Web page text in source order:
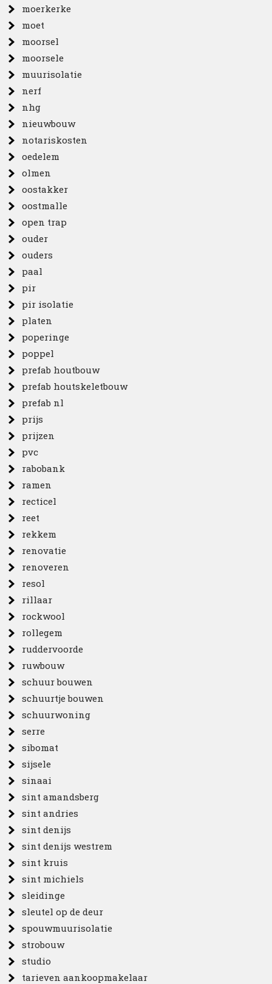
moerkerke
moet
moorsel
moorsele
muurisolatie
nerf
nhg
nieuwbouw
notariskosten
oedelem
olmen
oostakker
oostmalle
open trap
ouder
ouders
paal
pir
pir isolatie
platen
poperinge
poppel
prefab houtbouw
prefab houtskeletbouw
prefab nl
prijs
prijzen
pvc
rabobank
ramen
recticel
reet
rekkem
renovatie
renoveren
resol
rillaar
rockwool
rollegem
ruddervoorde
ruwbouw
schuur bouwen
schuurtje bouwen
schuurwoning
serre
sibomat
sijsele
sinaai
sint amandsberg
sint andries
sint denijs
sint denijs westrem
sint kruis
sint michiels
sleidinge
sleutel op de deur
spouwmuurisolatie
strobouw
studio
tarieven aankoopmakelaar